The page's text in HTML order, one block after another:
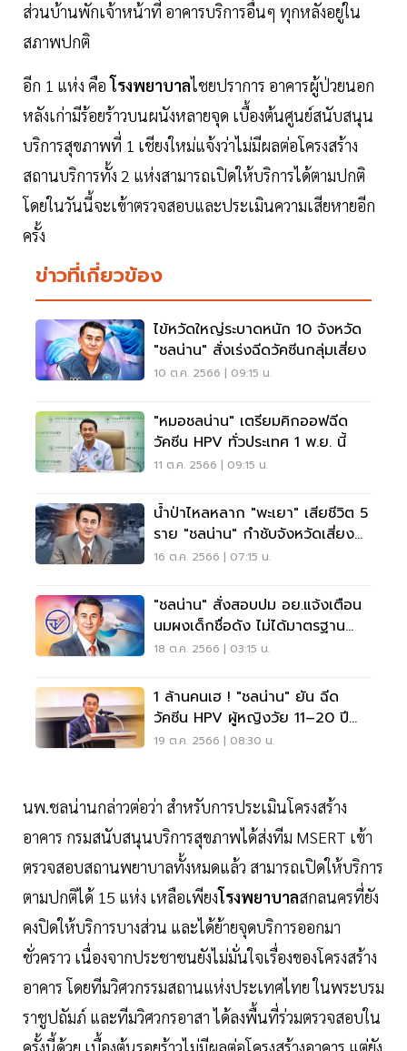
ส่วนบ้านพักเจ้าหน้าที่ อาคารบริการอื่นๆ ทุกหลังอยู่ใน
สภาพปกติ
อีก 1 แห่ง คือโรงพยาบาลไชยปราการ อาคารผู้ป่วยนอก
หลังเก่ามีร้อยร้าวบนผนังหลายจุด เบื้องต้นศูนย์สนับสนุน
บริการสุขภาพที่ 1 เชียงใหม่แจ้งว่าไม่มีผลต่อโครงสร้าง
สถานบริการทั้ง 2 แห่งสามารถเปิดให้บริการได้ตามปกติ
โดยในวันนี้จะเข้าตรวจสอบและประเมินความเสียหายอีก
ครั้ง
ข่าวที่เกี่ยวข้อง
ไข้หวัดใหญ่ระบาดหนัก 10 จังหวัด
"ชลน่าน" สั่งเร่งฉีดวัคซีนกลุ่มเสี่ยง
10 ต.ค. 2566 | 09:15 น.
"หมอชลน่าน" เตรียมคิกออฟฉีด
วัคซีน HPV ทั่วประเทศ 1 พ.ย. นี้
11 ต.ค. 2566 | 09:15 น.
น้ำป่าไหลหลาก "พะเยา" เสียชีวิต 5
ราย "ชลน่าน" กำชับจังหวัดเสี่ยง
เฝ้าระวัง
16 ต.ค. 2566 | 07:15 น.
"ชลน่าน" สั่งสอบปม อย.แจ้งเตือน
นมผงเด็กชื่อดัง ไม่ได้มาตรฐาน
ล่าช้า
18 ต.ค. 2566 | 03:15 น.
1 ล้านคนเฮ ! "ชลน่าน" ยัน ฉีด
วัคซีน HPV ผู้หญิงวัย 11–20 ปี
พ.ย.นี้
19 ต.ค. 2566 | 08:30 น.
นพ.ชลน่านกล่าวต่อว่า สำหรับการประเมินโครงสร้าง
อาคาร กรมสนับสนุนบริการสุขภาพได้ส่งทีม MSERT เข้า
ตรวจสอบสถานพยาบาลทั้งหมดแล้ว สามารถเปิดให้บริการ
ตามปกติได้ 15 แห่ง เหลือเพียงโรงพยาบาลสกลนครที่ยัง
คงปิดให้บริการบางส่วน และได้ย้ายจุดบริการออกมา
ชั่วคราว เนื่องจากประชาชนยังไม่มั่นใจเรื่องของโครงสร้าง
อาคาร โดยทีมวิศวกรรมสถานแห่งประเทศไทย ในพระบรม
ราชูปถัมภ์ และทีมวิศวกรอาสา ได้ลงพื้นที่ร่วมตรวจสอบใน